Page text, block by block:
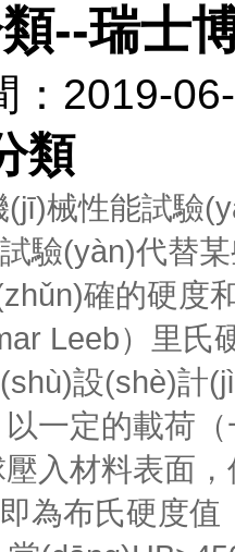
--瑞士
：
類
械性能試驗
度試驗(yàn)代
確的硬度
Leeb）里氏
設(shè)計
一定的載荷（
入材料表面
為布氏硬度值